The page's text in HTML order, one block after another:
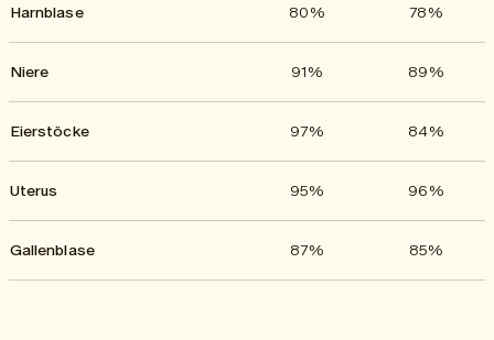
Harnblase 80% 78%
Niere 91% 89%
Eierstöcke 97% 84%
Uterus 95% 96%
Gallenblase 87% 85%